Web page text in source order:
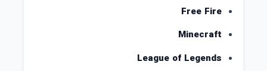
Free Fire
Minecraft
League of Legends